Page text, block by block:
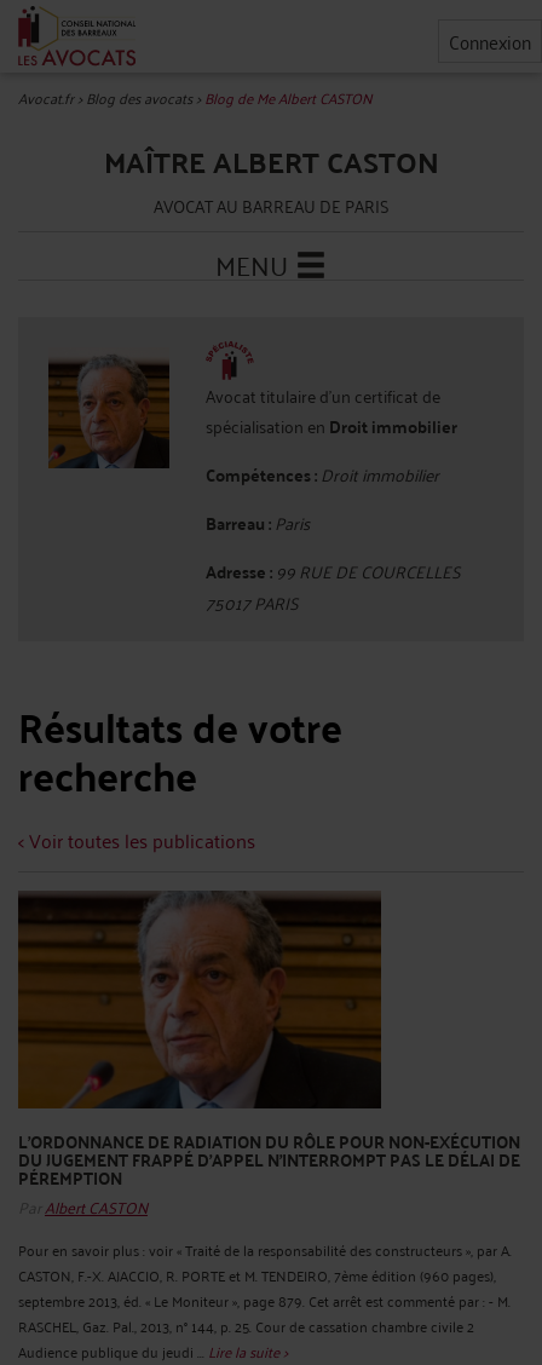
Connexion
Avocat.fr>Blog des avocats>Blog de Me Albert CASTON
MAÎTRE ALBERT CASTON
AVOCAT AU BARREAU DE PARIS
MENU
Avocat titulaire d'un certificat de
spécialisation en Droit immobilier
Compétences : Droit immobilier
Barreau : Paris
Adresse : 99 RUE DE COURCELLES
75017 PARIS
Résultats de votre
recherche
< Voir toutes les publications
L'ORDONNANCE DE RADIATION DU RÔLE POUR NON-EXÉCUTION
DU JUGEMENT FRAPPÉ D'APPEL N'INTERROMPT PAS LE DÉLAI DE
PÉREMPTION
ParAlbert CASTON
Pour en savoir plus : voir « Traité de la responsabilité des constructeurs », par A.
CASTON, F.-X. AJACCIO, R. PORTE et M. TENDEIRO, 7ème édition (960 pages),
septembre 2013, éd. « Le Moniteur », page 879. Cet arrêt est commenté par : - M.
RASCHEL, Gaz. Pal., 2013, n° 144, p. 25. Cour de cassation chambre civile 2
Audience publique du jeudi ... Lire la suite >